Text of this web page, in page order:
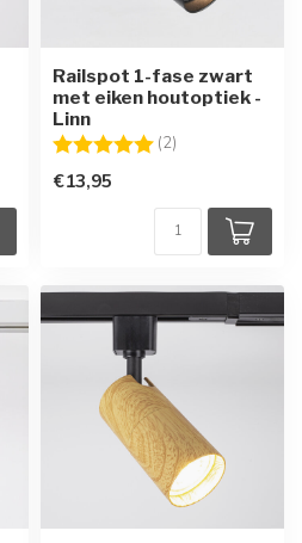
Railspot 1-fase zwart
met eiken houtoptiek -
Linn
Beoordeling: (2)
€13,95